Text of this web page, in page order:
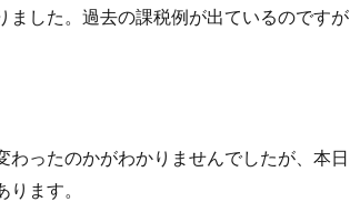
ました。過去の課税例が出ているのです
ったのかがわかりませんでしたが、本
ます。